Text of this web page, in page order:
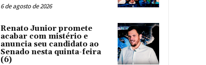
6 de agosto de 2026
Renato Junior promete
acabar com mistério e
anuncia seu candidato ao
Senado nesta quinta-feira
(6)